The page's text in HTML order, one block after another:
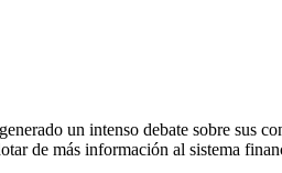
un intenso debate sobre sus
de más información al sistema